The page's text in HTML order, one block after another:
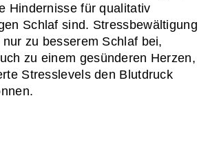
Hindernisse für qualitativ
Schlaf sind. Stressbewältigung
zu besserem Schlaf bei,
zu einem gesünderen Herzen,
Stresslevels den Blutdruck